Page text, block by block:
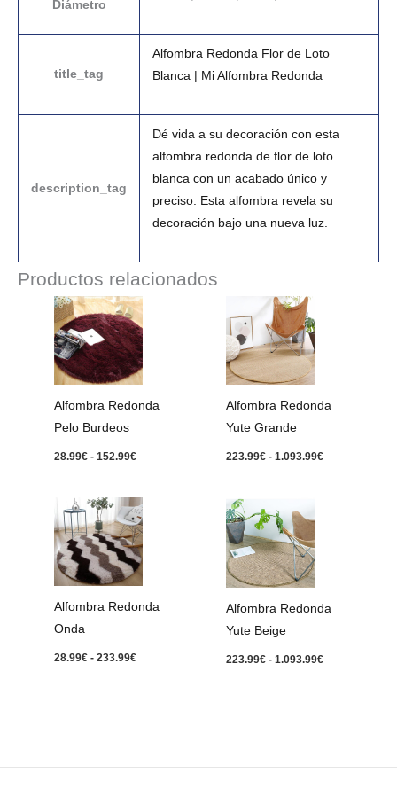
Diámetro
title_tag
Alfombra Redonda Flor de Loto
Blanca | Mi Alfombra Redonda
description_tag
Dé vida a su decoración con esta
alfombra redonda de flor de loto
blanca con un acabado único y
preciso. Esta alfombra revela su
decoración bajo una nueva luz.
Productos relacionados
Alfombra Redonda
Pelo Burdeos
28.99€ - 152.99€
Rango
de
precios:
desde
28.99€
hasta
152.99€
Alfombra Redonda
Yute Grande
223.99€ - 1.093.99€
Alfombra Redonda
Onda
28.99€ - 233.99€
Rango
de
precios:
desde
28.99€
hasta
233.99€
Alfombra Redonda
Yute Beige
223.99€ - 1.093.99€